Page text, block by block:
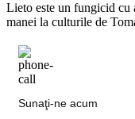
Lieto este un fungicid cu
manei la culturile de
Sunaţi-ne acum